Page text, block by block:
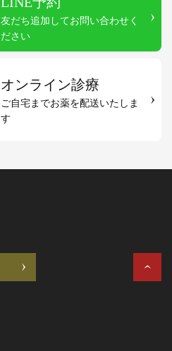
友だち追加してお問い合わせく
ださい
オンライン診療
ご自宅までお薬を配送いたしま
す